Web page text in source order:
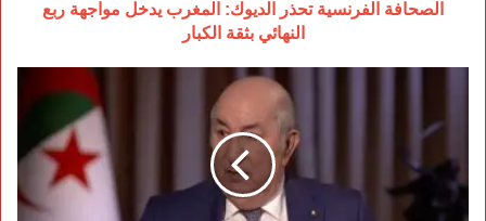
بثقةالصحافة الفرنسية تحذر الديوك: المغرب يدخل مواجهة ربع
النهائي بثقة الكبار
تقرير
الجزائر
تواجه
تحديات
داخلية
قد